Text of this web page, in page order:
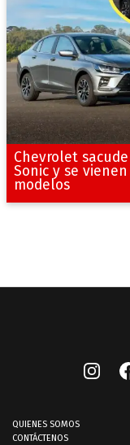
Chevrolet
Sonic y se
modelos
QUIENES SOMOS
CONTÁCTENOS